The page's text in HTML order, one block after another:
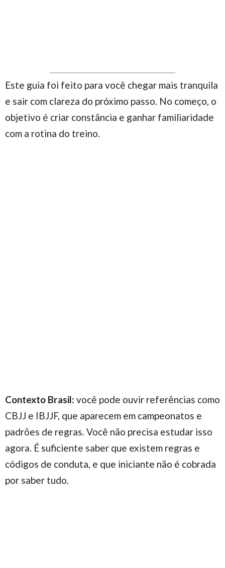
Este guia foi feito para você chegar mais tranquila
e sair com clareza do próximo passo. No começo, o
objetivo é criar constância e ganhar familiaridade
com a rotina do treino.
Contexto Brasil: você pode ouvir referências como
CBJJ e IBJJF, que aparecem em campeonatos e
padrões de regras. Você não precisa estudar isso
agora. É suficiente saber que existem regras e
códigos de conduta, e que iniciante não é cobrada
por saber tudo.